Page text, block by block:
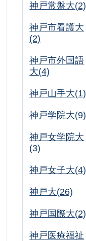
神戸常盤大(2)
神戸市看護大
(2)
神戸市外国語
大(4)
神戸山手大(1)
神戸学院大(9)
神戸女学院大
(3)
神戸女子大(4)
神戸大(26)
神戸国際大(2)
神戸医療福祉